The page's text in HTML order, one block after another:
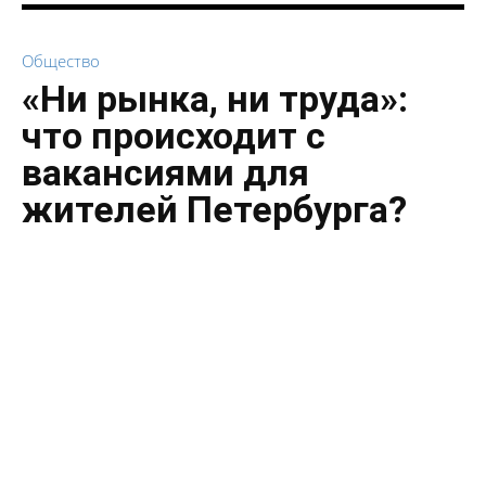
Общество
«Ни рынка, ни труда»:
что происходит с
вакансиями для
жителей Петербурга?